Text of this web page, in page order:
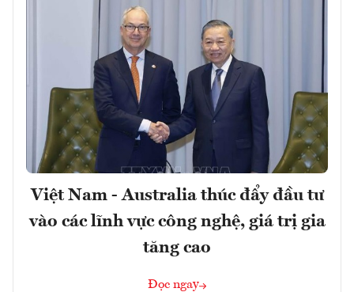
Việt Nam - Australia thúc đẩy đầu tư
vào các lĩnh vực công nghệ, giá trị gia
tăng cao
Đọc ngay